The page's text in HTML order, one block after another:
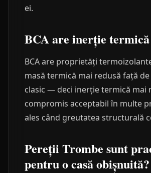
ei.
BCA are inerție
BCA are proprietăți
masă termică mai redusă față
clasic — deci inerție termică mai
compromis acceptabil în multe
ales când greutatea structurală
Pereții Trombe sunt
pentru o casă obișnuită?